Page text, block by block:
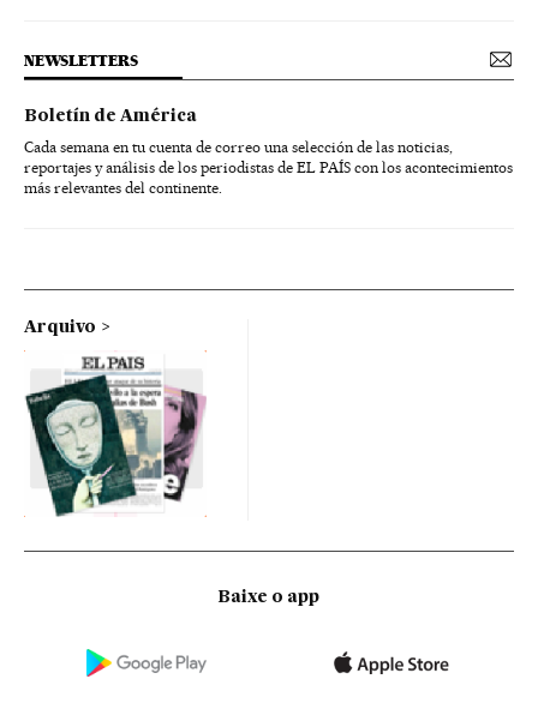
NEWSLETTERS
Boletín de América
Cada semana en tu cuenta de correo una selección de las noticias,
reportajes y análisis de los periodistas de EL PAÍS con los acontecimientos
más relevantes del continente.
Arquivo
Baixe o app